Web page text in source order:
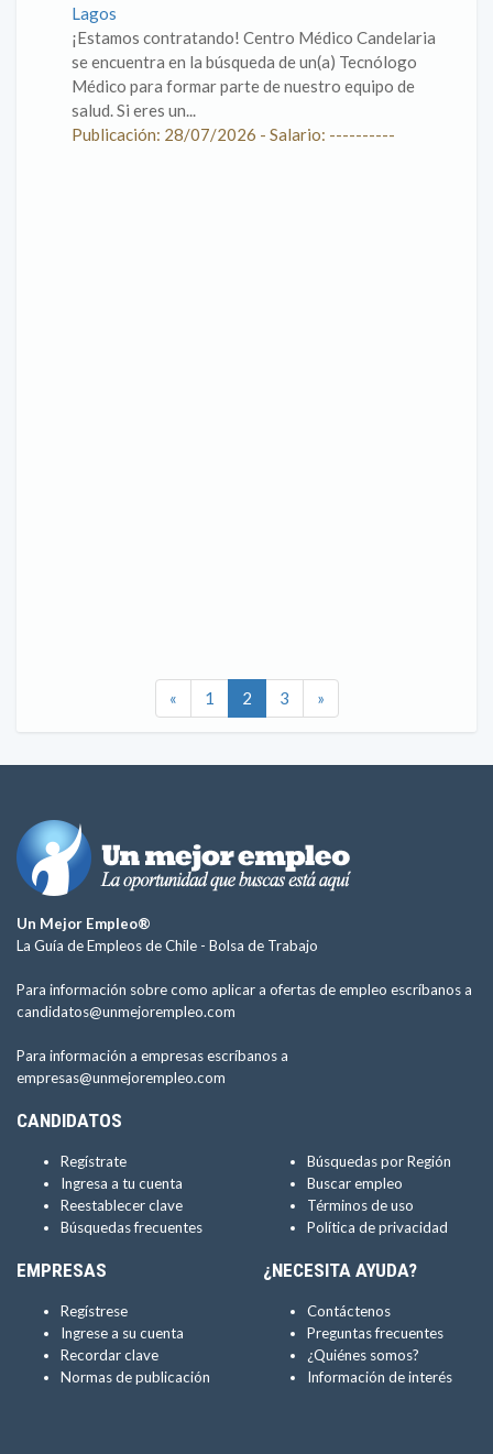
Lagos
¡Estamos contratando! Centro Médico Candelaria
se encuentra en la búsqueda de un(a) Tecnólogo
Médico para formar parte de nuestro equipo de
salud. Si eres un...
Publicación: 28/07/2026 - Salario: ----------
« 1 2 3 »
Un Mejor Empleo®
La Guía de Empleos de Chile - Bolsa de Trabajo
Para información sobre como aplicar a ofertas de empleo escríbanos a
candidatos@unmejorempleo.com
Para información a empresas escríbanos a
empresas@unmejorempleo.com
CANDIDATOS
Regístrate
Ingresa a tu cuenta
Reestablecer clave
Búsquedas frecuentes
Búsquedas por Región
Buscar empleo
Términos de uso
Política de privacidad
EMPRESAS
Regístrese
Ingrese a su cuenta
Recordar clave
Normas de publicación
¿NECESITA AYUDA?
Contáctenos
Preguntas frecuentes
¿Quiénes somos?
Información de interés